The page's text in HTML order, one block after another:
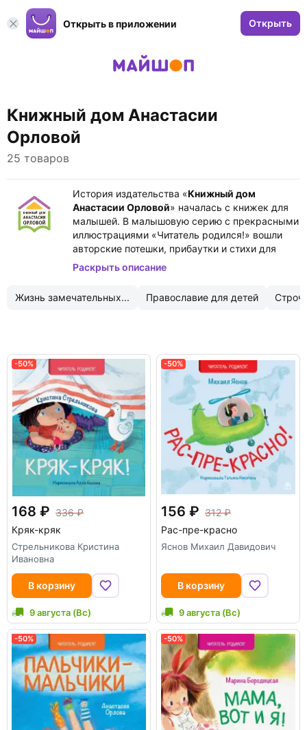
Открыть в приложении Открыть
Книжный дом Анастасии
Орловой
25 товаров
История издательства «Книжный дом
Анастасии Орловой» началась с книжек для
малышей. В малышовую серию с прекрасными
иллюстрациями «Читатель родился!» вошли
авторские потешки, прибаутки и стихи для
самых маленьких, написанные с особым
даром — на грани между детским языком,
фольклором. Книжная коллекция издательства
задуматься или заплакать, испытать первый
восторг и удивление; книги, которые учат
начинающих читателей понимать изменчивый
взрослый мир. А взрослым эти книги напомнят
те замечательные времена, когда они были
маленькими и беззащитными.
Раскрыть описание
Жизнь замечательных... Православие для детей
-50%
168
336
Кряк-кряк
Стрельникова Кристина
Ивановна
В корзину
9 августа (Вс)
-50%
156
312
Рас-пре-красно
Яснов Михаил Давидович
В корзину
9 августа (Вс)
-50% -50%